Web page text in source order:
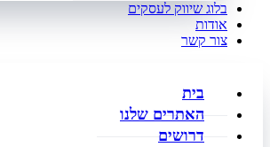
בלוג שיווק לעסקים
אודות
צור קשר
בית
האתרים שלנו
דרושים